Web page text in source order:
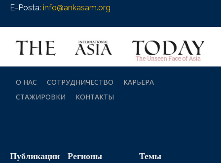
E-Posta: info@ankasam.org
О НАС СОТРУДНИЧЕСТВО
КАРЬЕРА
СТАЖИРОВКИ
КОНТАКТЫ
Публикации Регионы Темы